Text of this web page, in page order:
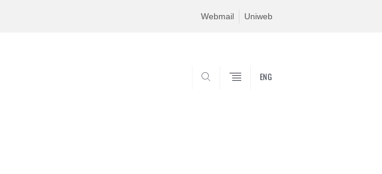
Webmail Uniweb
ENG